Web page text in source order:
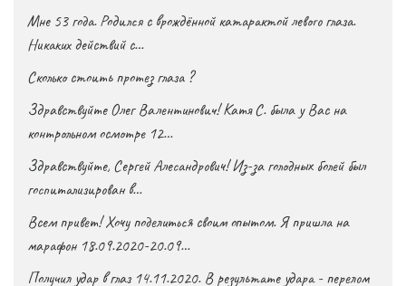
Мне 53 года. Родился с врождённой катарактой левого глаза.
Никаких действий с…
Сколько стоить протез глаза ?
Здравствуйте Олег Валентинович! Катя С. была у Вас на
контрольном осмотре 12…
Здравствуйте, Сергей Алесандрович! Из-за голодных болей был
госпитализирован в…
Всем привет! Хочу поделиться своим опытом. Я пришла на
марафон 18.09.2020-20.09…
Получил удар в глаз 14.11.2020. В результате удара - перелом